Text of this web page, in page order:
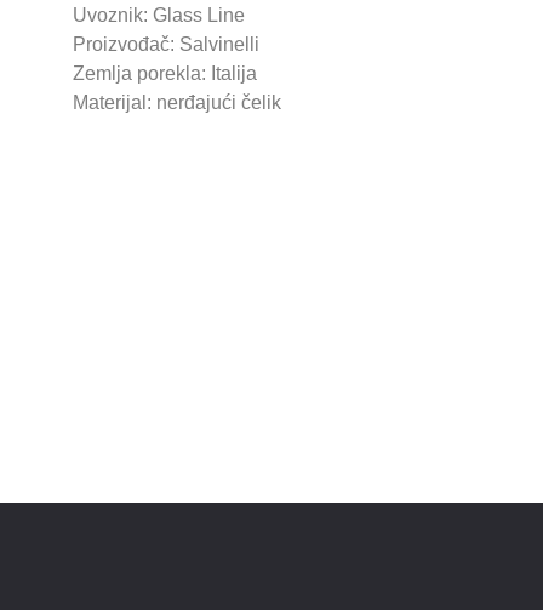
Uvoznik: Glass Line
Proizvođač: Salvinelli
Zemlja porekla: Italija
Materijal: nerđajući čelik